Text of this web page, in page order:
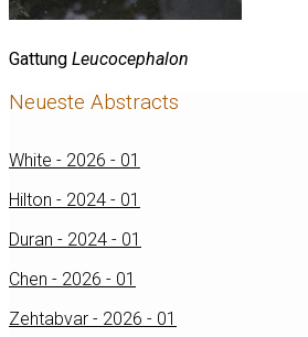
Gattung Leucocephalon
Neueste Abstracts
White - 2026 - 01
Hilton - 2024 - 01
Duran - 2024 - 01
Chen - 2026 - 01
Zehtabvar - 2026 - 01